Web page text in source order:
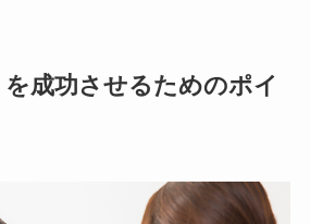
成功させるためのポイ